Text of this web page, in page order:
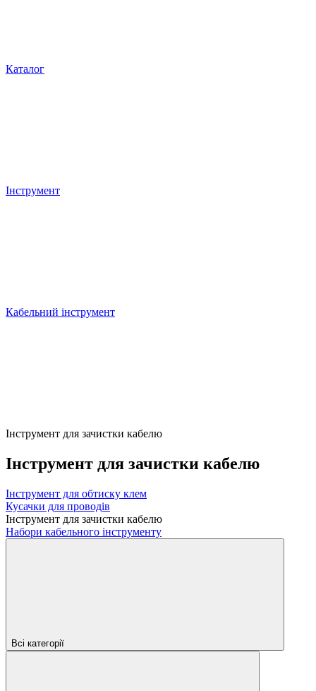
Каталог
Інструмент
Кабельний інструмент
Інструмент для зачистки кабелю
Інструмент для зачистки кабелю
Інструмент для обтиску клем
Кусачки для проводів
Інструмент для зачистки кабелю
Набори кабельного інструменту
Всі категорії